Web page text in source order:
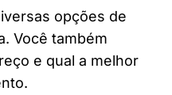
opções de
Você também
e qual a melhor